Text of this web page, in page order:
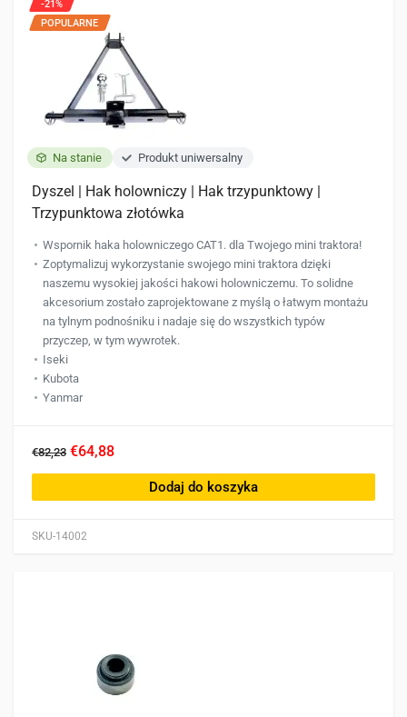
Na stanie Produkt uniwersalny
SKU-14002
-21%
POPULARNE
Dyszel | Hak holowniczy | Hak trzypunktowy |
Trzypunktowa złotówka
Wspornik haka holowniczego CAT1. dla Twojego mini traktora!
Zoptymalizuj wykorzystanie swojego mini traktora dzięki
naszemu wysokiej jakości hakowi holowniczemu. To solidne
akcesorium zostało zaprojektowane z myślą o łatwym montażu
na tylnym podnośniku i nadaje się do wszystkich typów
przyczep, w tym wywrotek.
Iseki
Kubota
Yanmar
€82,23 €64,88
Dodaj do koszyka